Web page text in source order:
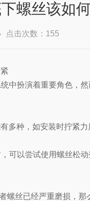
螺丝该如
点击次数：155
中扮演着重要角色，
多种，如安装时拧紧
可以尝试使用螺丝松
螺丝已经严重磨损，